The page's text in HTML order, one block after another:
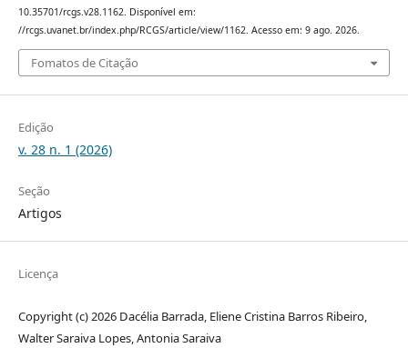
10.35701/rcgs.v28.1162. Disponível em:
//rcgs.uvanet.br/index.php/RCGS/article/view/1162. Acesso em: 9 ago. 2026.
Fomatos de Citação
Edição
v. 28 n. 1 (2026)
Seção
Artigos
Licença
Copyright (c) 2026 Dacélia Barrada, Eliene Cristina Barros Ribeiro,
Walter Saraiva Lopes, Antonia Saraiva